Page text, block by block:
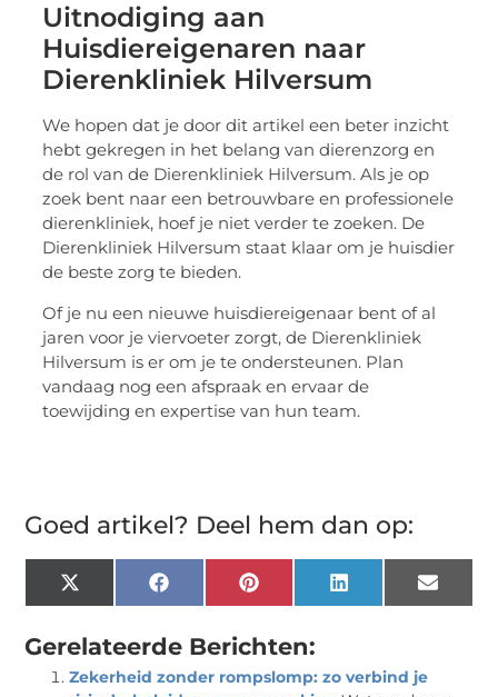
Uitnodiging aan
Huisdiereigenaren naar
Dierenkliniek Hilversum
We hopen dat je door dit artikel een beter inzicht
hebt gekregen in het belang van dierenzorg en
de rol van de Dierenkliniek Hilversum. Als je op
zoek bent naar een betrouwbare en professionele
dierenkliniek, hoef je niet verder te zoeken. De
Dierenkliniek Hilversum staat klaar om je huisdier
de beste zorg te bieden.
Of je nu een nieuwe huisdiereigenaar bent of al
jaren voor je viervoeter zorgt, de Dierenkliniek
Hilversum is er om je te ondersteunen. Plan
vandaag nog een afspraak en ervaar de
toewijding en expertise van hun team.
Goed artikel? Deel hem dan op:
X
(Twitter)
FacebookPinterestLinkedInEmail
Gerelateerde Berichten:
Zekerheid zonder rompslomp: zo verbind je